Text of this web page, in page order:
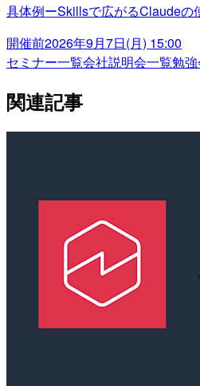
具体例ーSkillsで広がるClaudeの
開催前2026年9月7日(月) 15:00
セミナー一覧会社説明会一覧勉
関連記事